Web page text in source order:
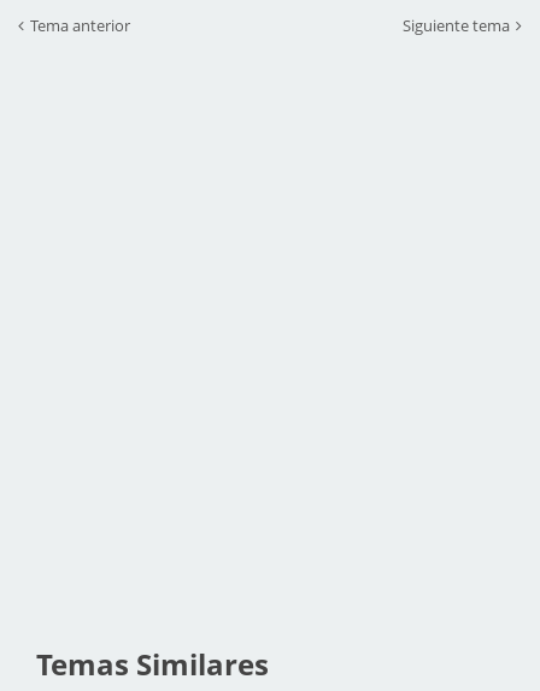
Tema anterior Siguiente tema
Temas Similares